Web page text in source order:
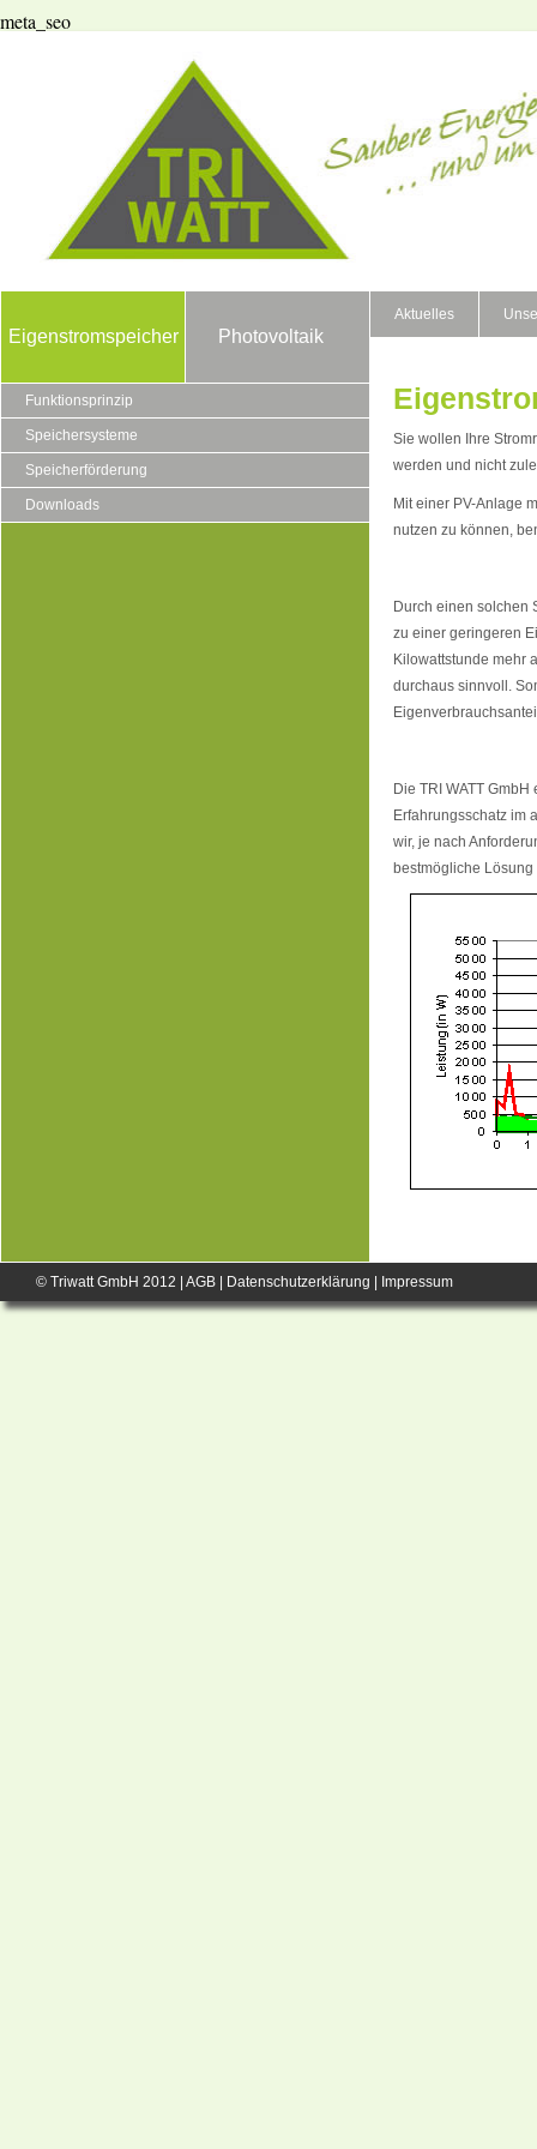
meta_seo
Eigenstromspeicher Photovoltaik
Aktuelles
Funktionsprinzip
Speichersysteme
Speicherförderung
Downloads
Sie wollen Ihre
werden und nicht
Mit einer PV-Anlage
nutzen zu können,
Durch einen solchen
zu einer geringeren
Kilowattstunde mehr
durchaus sinnvoll.
Die TRI WATT
Erfahrungsschatz im
wir, je nach
bestmögliche
© Triwatt GmbH 2012 | AGB Datenschutzerklärung Impressum